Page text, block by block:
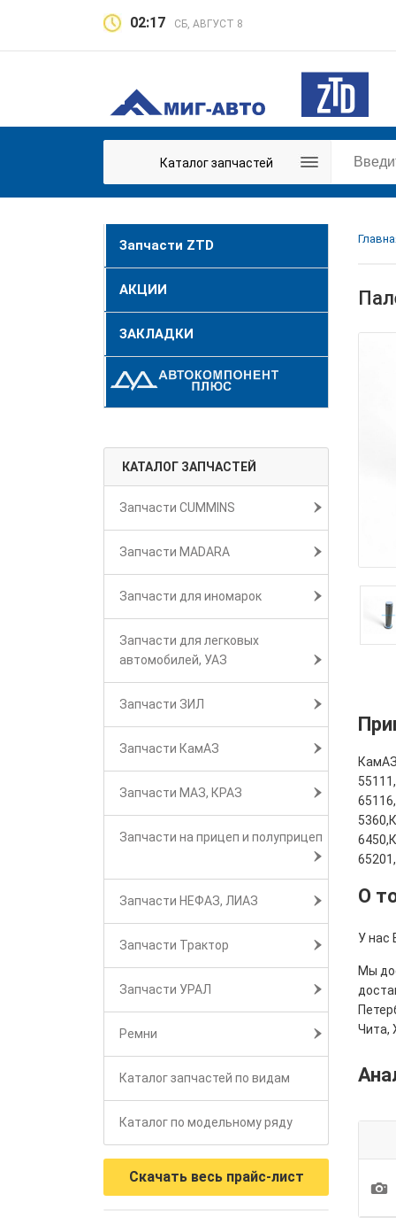
02:17 СБ, АВГУСТ 8
Каталог запчастей
Запчасти ZTD
АКЦИИ
ЗАКЛАДКИ
КАТАЛОГ ЗАПЧАСТЕЙ
Запчасти CUMMINS
Запчасти MADARA
Запчасти для иномарок
Запчасти для легковых
автомобилей, УАЗ
Запчасти ЗИЛ
Запчасти КамАЗ
Запчасти МАЗ, КРАЗ
Запчасти на прицеп и полуприцеп
Запчасти НЕФАЗ, ЛИАЗ
Запчасти Трактор
Запчасти УРАЛ
Ремни
Каталог запчастей по видам
Каталог по модельному ряду
Скачать весь прайс-лист
О
У нас
Мы
Чита,
1